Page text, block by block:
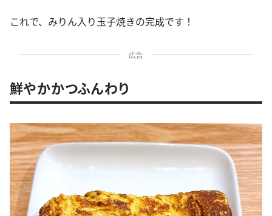
これで、みりん入り玉子焼きの完成です！
広告
鮮やかかつふんわり